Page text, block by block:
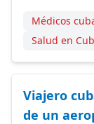
Médicos
Salud en
Viajero
de un